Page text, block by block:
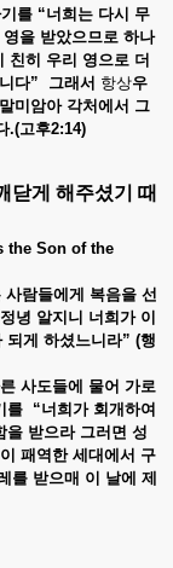
를 “너희는 다시 무
영을 받았으므로 하나
친히 우리 영으로 더
다” 그래서 항상우
말미암아 각처에서 그
.(고후2:14)
닫게 해주셨기 때
the Son of the
사람들에게 복음을 선
정녕 알지니 너희가 이
되게 하셨느니라” (행
사도들에 물어 가로
를 “너희가 회개하여
을 받으라 그러면 성
이 패역한 세대에서 구
를 받으매 이 날에 제